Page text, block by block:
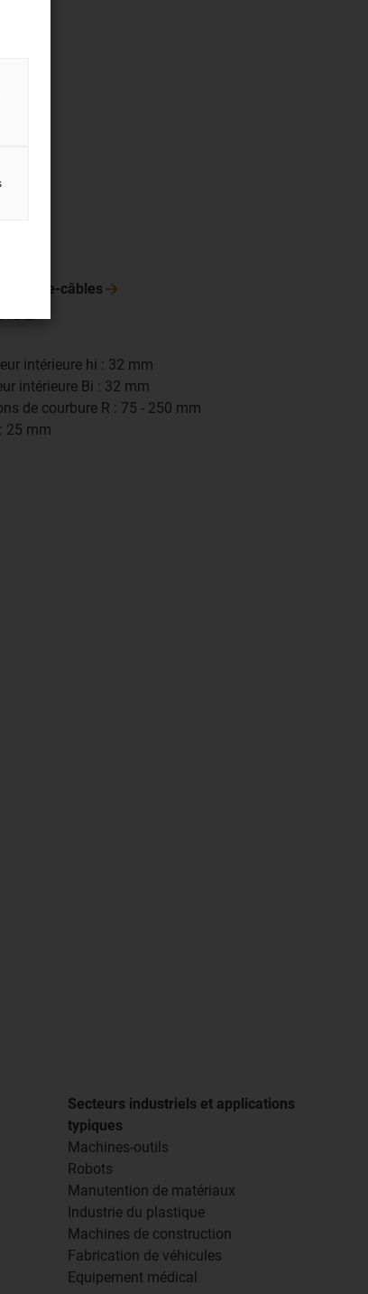
intérieure hi : 32 mm
intérieure Bi : 32 mm
de courbure R : 75 - 250 mm
25 mm
porte-câbles
Secteurs industriels et applications
typiques
Machines-outils
Robots
Manutention de matériaux
Industrie du plastique
Machines de construction
Fabrication de véhicules
Equipement médical